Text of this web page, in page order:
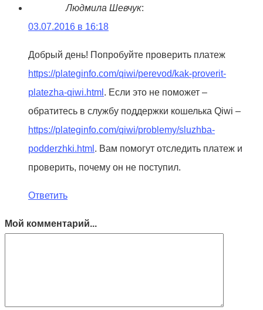
Людмила Шевчук:
03.07.2016 в 16:18
Добрый день! Попробуйте проверить платеж
https://plateginfo.com/qiwi/perevod/kak-proverit-
platezha-qiwi.html . Если это не поможет –
обратитесь в службу поддержки кошелька Qiwi –
https://plateginfo.com/qiwi/problemy/sluzhba-
podderzhki.html . Вам помогут отследить платеж и
проверить, почему он не поступил.
Ответить
Мой комментарий...